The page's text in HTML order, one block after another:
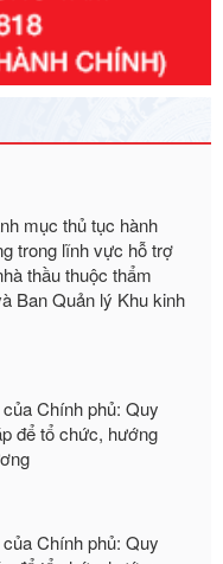
của Chính phủ: Quy
đoạn 2026 - 2030
mục thủ tục hành
trong lĩnh vực hỗ trợ
thầu thuộc thẩm
Ban Quản lý Khu kinh
Chính phủ: Quy
để tổ chức, hướng
Chính phủ: Quy
để tổ chức, hướng